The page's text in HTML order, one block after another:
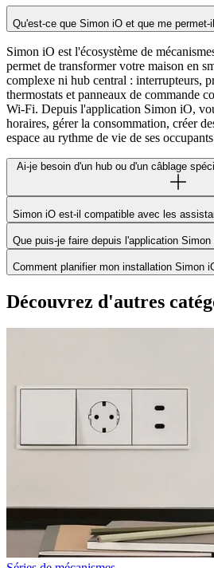
Qu'est-ce que Simon iO et que me permet-
Simon iO est l'écosystème de
permet de transformer votre maison en
complexe ni hub central : interrupteurs,
thermostats et panneaux de commande
Wi-Fi. Depuis l'application Simon iO,
horaires, gérer la consommation, créer
espace au rythme de vie de ses
Simon iO est-il compatible avec les
Que puis-je faire depuis l'application Simon
Comment planifier mon installation Simon
Découvrez d'autres